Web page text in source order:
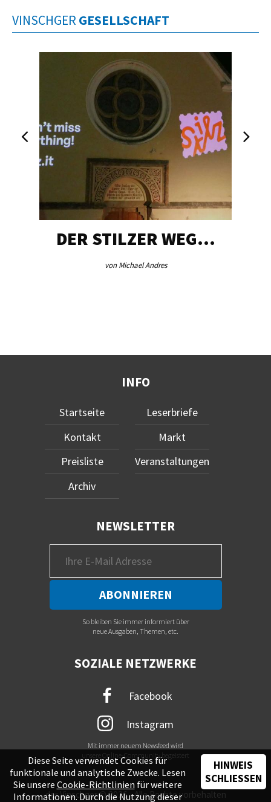
VINSCHGER GESELLSCHAFT
DER STILZER WEG…
von Michael Andres
INFO
Startseite
Kontakt
Preisliste
Archiv
Leserbriefe
Markt
Veranstaltungen
NEWSLETTER
So bleiben Sie immer informiert über
neue Ausgaben, Themen, etc.
SOZIALE NETZWERKE
Facebook
Instagram
Mit immer neuem Newsfeed wird
unsere Online-Community begeistert
der Vinschger © 2026 - Alle Rechte vorbehalten
Diese Seite verwendet Cookies für
funktionale und analytische Zwecke. Lesen
Sie unsere Cookie-Richtlinien für weitere
Informationen. Durch die Nutzung dieser
HINWEIS
SCHLIESSEN